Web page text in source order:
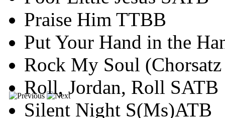
Praise Him TTBB
Put Your Hand in the
Rock My Soul
Roll, Jordan, Roll SATB
Silent Night S(Ms)ATB